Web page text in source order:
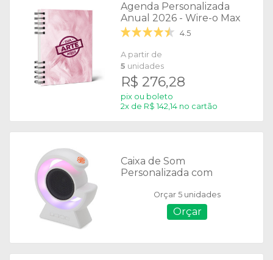
Agenda Personalizada
Anual 2026 - Wire-o Max
4.5
A partir de
5 unidades
R$ 276,28
pix ou boleto
2x de R$ 142,14 no cartão
Caixa de Som
Personalizada com
Orçar 5 unidades
Orçar